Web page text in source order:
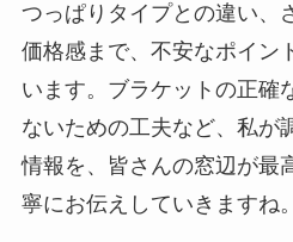
つっぱりタイプとの違い、
価格感まで、不安なポイン
います。ブラケットの正確
ないための工夫など、私が
情報を、皆さんの窓辺が最
寧にお伝えしていきますね。